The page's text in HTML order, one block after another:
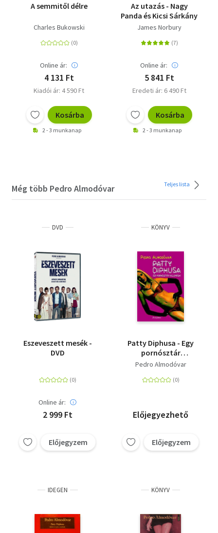
A semmitől délre
Charles Bukowski
Online ár:
4 131 Ft
Kiadói ár: 4 590 Ft
Kosárba
2 - 3 munkanap
Az utazás - Nagy
Panda és Kicsi Sárkány
James Norbury
Online ár:
5 841 Ft
Eredeti ár: 6 490 Ft
Kosárba
2 - 3 munkanap
Még több Pedro Almodóvar Teljes lista
DVD
Eszeveszett mesék -
DVD
Online ár:
2 999 Ft
Előjegyzem
KÖNYV
Patty Diphusa - Egy
pornósztár
vallomásai
Pedro Almodóvar
Előjegyezhető
Előjegyzem
IDEGEN KÖNYV